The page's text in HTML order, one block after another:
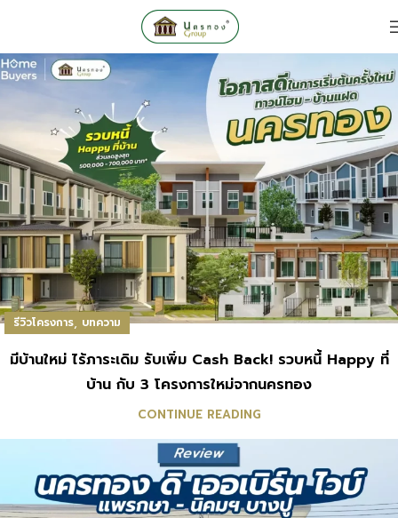
รีวิวโครงการ, บทความ
มีบ้านใหม่ ไร้ภาระเดิม รับเพิ่ม Cash Back! รวบหนี้ Happy ที่
บ้าน กับ 3 โครงการใหม่จากนครทอง
CONTINUE READING